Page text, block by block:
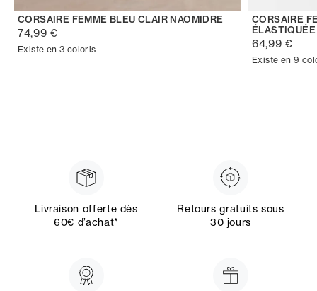
CORSAIRE FEMME BLEU CLAIR NAOMIDRE
74,99 €
Existe en 3 coloris
CORSAIRE
64,99 €
Existe en 9
Livraison offerte dès
60€ d’achat*
Retours gratuits sous
30 jours